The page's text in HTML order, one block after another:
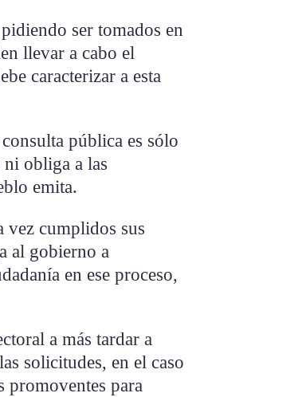
ser tomados en
llevar a cabo el
caracterizar a esta
pública es sólo
obliga a las
emita.
vez cumplidos sus
al gobierno a
en ese proceso,
a más tardar a
solicitudes, en el caso
promoventes para